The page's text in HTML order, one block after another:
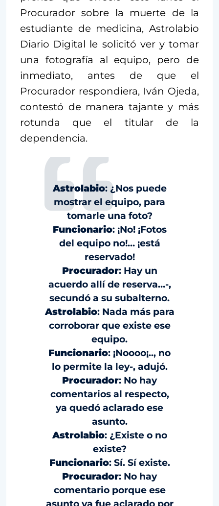
Procurador sobre la muerte de la
estudiante de medicina, Astrolabio
Diario Digital le solicitó ver y tomar
una fotografía al equipo, pero de
inmediato, antes de que el
Procurador respondiera, Iván Ojeda,
contestó de manera tajante y más
rotunda que el titular de la
dependencia.
Astrolabio: ¿Nos puede
mostrar el equipo, para
tomarle una foto?
Funcionario: ¡No! ¡Fotos
del equipo no!… ¡está
reservado!
Procurador: Hay un
acuerdo allí de reserva…-,
secundó a su subalterno.
Astrolabio: Nada más para
corroborar que existe ese
equipo.
Funcionario: ¡Noooo¡.., no
lo permite la ley-, adujó.
Procurador: No hay
comentarios al respecto,
ya quedó aclarado ese
asunto.
Astrolabio: ¿Existe o no
existe?
Funcionario: Sí. Sí existe.
Procurador: No hay
comentario porque ese